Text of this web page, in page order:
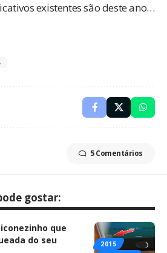
existentes são deste ano…
5 Comentários
gostar:
2015
que
do seu